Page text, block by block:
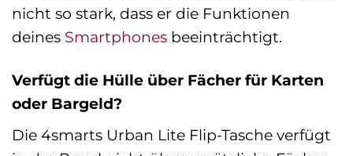
nicht so stark, dass er die Funktionen
deines Smartphones beeinträchtigt.
Verfügt die Hülle über Fächer für Karten
oder Bargeld?
Die 4smarts Urban Lite Flip-Tasche verfügt